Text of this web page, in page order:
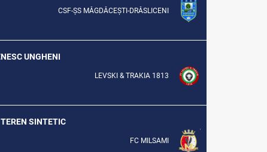
CSF-ȘS MĂGDĂCEȘTI-DRĂSLICENI
UNGHENI
LEVSKI & TRAKIA 1813
SINTETIC
FC MILSAMI